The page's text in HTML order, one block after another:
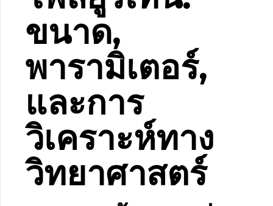
ขนาด,
พารามิเตอร์,
และการ
วิเคราะห์ทาง
วิทยาศาสตร์